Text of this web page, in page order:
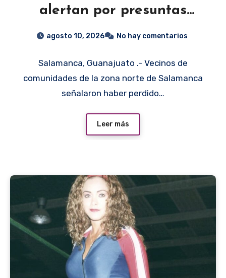
alertan por presuntas
agosto 10, 2026 No hay comentarios
Salamanca, Guanajuato .- Vecinos de
comunidades de la zona norte de Salamanca
señalaron haber perdido…
Leer más